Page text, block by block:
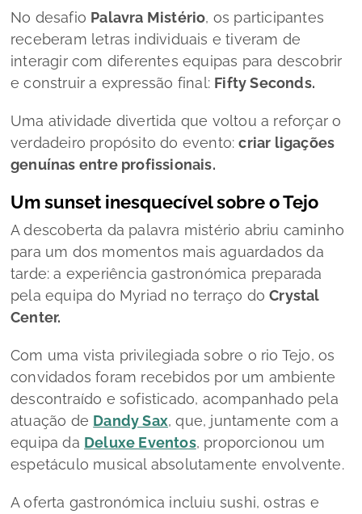
No desafio Palavra Mistério, os participantes
receberam letras individuais e tiveram de
interagir com diferentes equipas para descobrir
e construir a expressão final: Fifty Seconds.
Uma atividade divertida que voltou a reforçar o
verdadeiro propósito do evento:criar ligações
genuínas entre profissionais.
Um sunset inesquecível sobre o Tejo
A descoberta da palavra mistério abriu caminho
para um dos momentos mais aguardados da
tarde: a experiência gastronómica preparada
pela equipa do Myriad no terraço doCrystal
Center.
Com uma vista privilegiada sobre o rio Tejo, os
convidados foram recebidos por um ambiente
descontraído e sofisticado, acompanhado pela
atuação de Dandy Sax, que, juntamente com a
equipa da Deluxe Eventos, proporcionou um
espetáculo musical absolutamente envolvente.
A oferta gastronómica incluiu sushi, ostras e